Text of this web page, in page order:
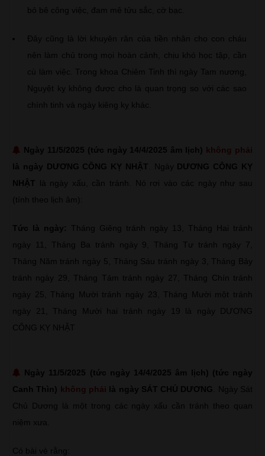
bỏ bê công việc, đam mê tửu sắc, cờ bạc.
Đây cũng là lời khuyên răn của tiền nhân cho con cháu
nên làm chủ trong mọi hoàn cảnh, chịu khó học tập, cần
cù làm việc. Trong khoa Chiêm Tinh thì ngày Tam nương,
Nguyệt kỵ không được cho là quan trọng so với các sao
chính tinh và ngày kiêng kỵ khác.
Ngày 11/5/2025 (tức ngày 14/4/2025 âm lịch) không phải
là ngày DƯƠNG CÔNG KỴ NHẬT . Ngày DƯƠNG CÔNG KỴ
NHẬT là ngày xấu, cần tránh. Nó rơi vào các ngày như sau
(tính theo lịch âm):
Tức là ngày: Tháng Giêng tránh ngày 13, Tháng Hai tránh
ngày 11, Tháng Ba tránh ngày 9, Tháng Tư tránh ngày 7,
Tháng Năm tránh ngày 5, Tháng Sáu tránh ngày 3, Tháng Bảy
tránh ngày 29, Tháng Tám tránh ngày 27, Tháng Chín tránh
ngày 25, Tháng Mười tránh ngày 23, Tháng Mười một tránh
ngày 21, Tháng Mười hai tránh ngày 19 là ngày DƯƠNG
CÔNG KỴ NHẬT
Ngày 11/5/2025 (tức ngày 14/4/2025 âm lịch) (tức ngày
Canh Thìn) không phải là ngày SÁT CHỦ DƯƠNG . Ngày Sát
Chủ Dương là một trong các ngày xấu cần tránh theo quan
niệm xưa.
Có bài vè rằng: